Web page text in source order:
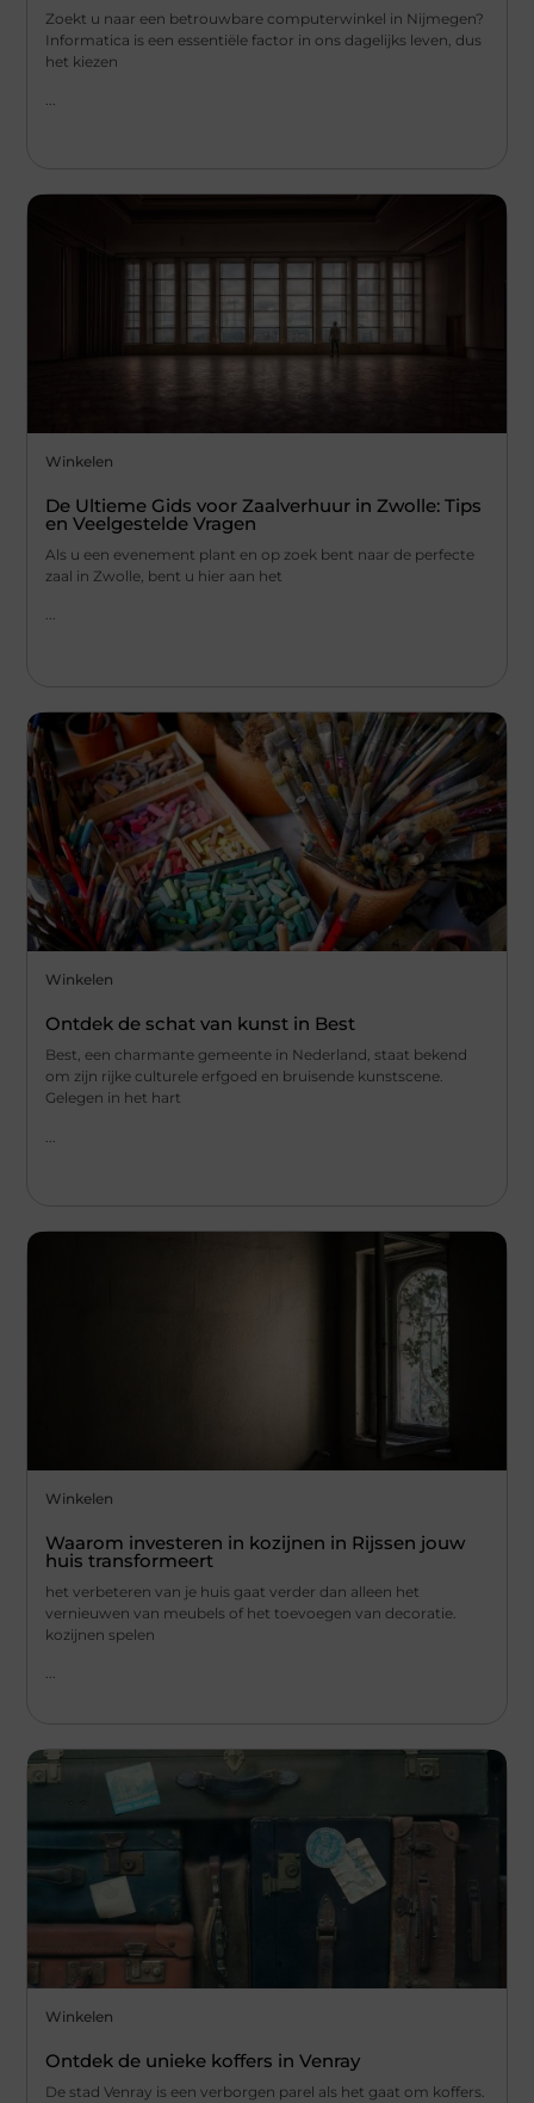
Zoekt u naar een betrouwbare computerwinkel in Nijmegen?
Informatica is een essentiële factor in ons dagelijks leven, dus
het kiezen
...
Winkelen
De Ultieme Gids voor Zaalverhuur in Zwolle: Tips
en Veelgestelde Vragen
Als u een evenement plant en op zoek bent naar de perfecte
zaal in Zwolle, bent u hier aan het
...
Winkelen
Ontdek de schat van kunst in Best
Best, een charmante gemeente in Nederland, staat bekend
om zijn rijke culturele erfgoed en bruisende kunstscene.
Gelegen in het hart
Winkelen
Waarom investeren in kozijnen in Rijssen jouw
huis transformeert
het verbeteren van je huis gaat verder dan alleen het
vernieuwen van meubels of het toevoegen van decoratie.
kozijnen spelen
...
Winkelen
Ontdek de unieke koffers in Venray
De stad Venray is een verborgen parel als het gaat om koffers.